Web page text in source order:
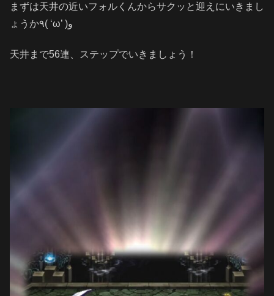
まずは天井の近いフォルくんからサクッと迎えにいきまし
ょうか٩( ‘ω’ )و
天井まで56連、ステップでいきましょう！